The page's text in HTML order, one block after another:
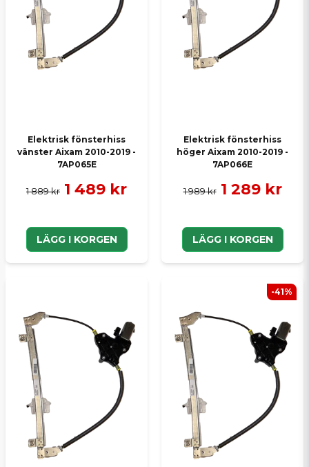
Elektrisk fönsterhiss
vänster Aixam 2010-2019 -
7AP065E
1 889 kr 1 489 kr
LÄGG I KORGEN
Elektrisk fönsterhiss
höger Aixam 2010-2019 -
7AP066E
1 989 kr 1 289 kr
LÄGG I KORGEN
-41%
Skicka en fråga